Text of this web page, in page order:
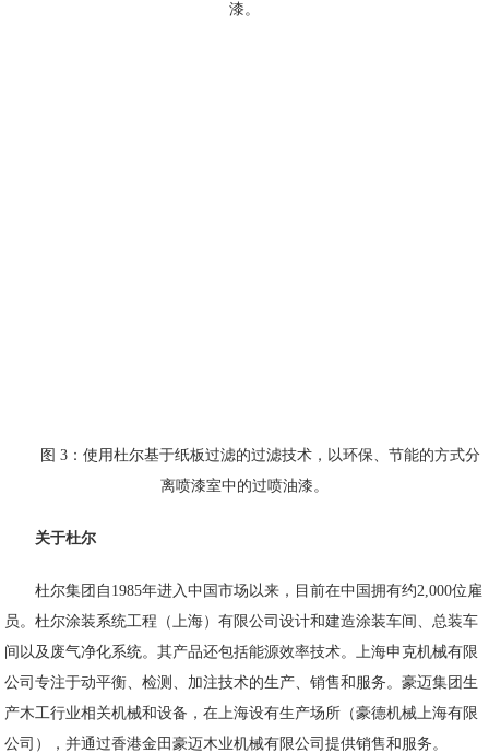
漆。
图 3：使用杜尔基于纸板过滤的过滤技术，以环保、节能的方式分
离喷漆室中的过喷油漆。
关于杜尔
杜尔集团自1985年进入中国市场以来，目前在中国拥有约2,000位雇
员。杜尔涂装系统工程（上海）有限公司设计和建造涂装车间、总装车
间以及废气净化系统。其产品还包括能源效率技术。上海申克机械有限
公司专注于动平衡、检测、加注技术的生产、销售和服务。豪迈集团生
产木工行业相关机械和设备，在上海设有生产场所（豪德机械上海有限
公司），并通过香港金田豪迈木业机械有限公司提供销售和服务。